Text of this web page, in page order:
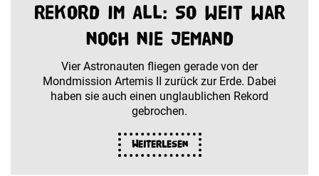
Rekord im All: So weit war
noch nie jemand
Vier Astronauten fliegen gerade von der
Mondmission Artemis II zurück zur Erde. Dabei
haben sie auch einen unglaublichen Rekord
gebrochen.
Weiterlesen